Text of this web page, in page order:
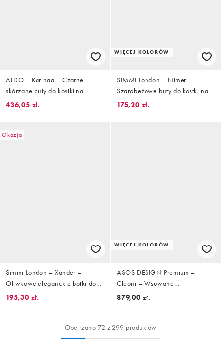
ALDO – Karinaa – Czarne
skórzane buty do kostki na
wysokim obcasie
436,05 zł.
WIĘCEJ KOLORÓW
SIMMI London – Nimer –
Szarobeżowe buty do kostki na
średnim obcasie klockowym
175,20 zł.
Okazja
Simmi London – Xander –
Oliwkowe eleganckie botki do
kolan z poliuretanu
195,30 zł.
WIĘCEJ KOLORÓW
ASOS DESIGN Premium –
Cleoni – Wsuwane
jasnobrązowe kozaki do kolan z
879,00 zł.
Obejrzano 72 z 299 produktów